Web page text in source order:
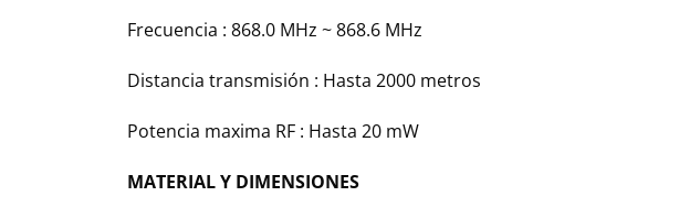
Frecuencia : 868.0 MHz ~ 868.6 MHz
Distancia transmisión : Hasta 2000 metros
Potencia maxima RF : Hasta 20 mW
MATERIAL Y DIMENSIONES